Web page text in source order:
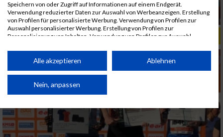
ALBUM B2RUN MÜNCHEN, B2RUN / 16.07.2019
Speichern von oder Zugriff auf Informationen auf einem Endgerät.
Verwendung reduzierter Daten zur Auswahl von Werbeanzeigen. Erstellung
von Profilen für personalisierte Werbung. Verwendung von Profilen zur
Auswahl personalisierter Werbung. Erstellung von Profilen zur
Personalisierung von Inhalten. Verwendung von Profilen zur Auswahl
Performance von Inhalten. Analyse von Zielgruppen durch Statistiken oder
Kombinationen von Daten aus verschiedenen Quellen. Entwicklung und
von Inhalten.
Daten können außerhalb der Europäischen Union weitergegeben und in die
Website/App.
Partnerliste anzeigen (1 IAB-Anbieter)
Alle akzeptieren Ablehnen
Nein, anpassen